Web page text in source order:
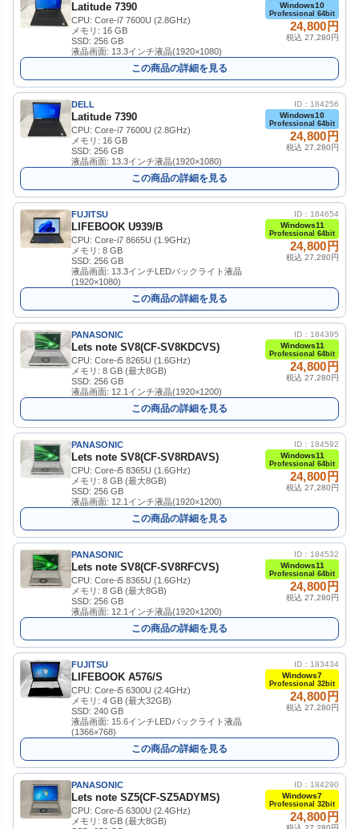
Latitude 7390
CPU: Core-i7 7600U (2.8GHz)
メモリ: 16 GB
SSD: 256 GB
液晶画面: 13.3インチ液晶(1920×1080)
Windows10
Professional 64bit
24,800円
税込 27,280円
この商品の詳細を見る
DELL
Latitude 7390
CPU: Core-i7 7600U (2.8GHz)
メモリ: 16 GB
SSD: 256 GB
液晶画面: 13.3インチ液晶(1920×1080)
ID：184256
Windows10
Professional 64bit
24,800円
税込 27,280円
この商品の詳細を見る
FUJITSU
LIFEBOOK U939/B
CPU: Core-i7 8665U (1.9GHz)
メモリ: 8 GB
SSD: 256 GB
液晶画面: 13.3インチLEDバックライト液晶
(1920×1080)
ID：184654
Windows11
Professional 64bit
24,800円
税込 27,280円
この商品の詳細を見る
PANASONIC
Lets note SV8(CF-SV8KDCVS)
CPU: Core-i5 8265U (1.6GHz)
メモリ: 8 GB (最大8GB)
SSD: 256 GB
液晶画面: 12.1インチ液晶(1920×1200)
ID：184395
Windows11
Professional 64bit
24,800円
税込 27,280円
この商品の詳細を見る
PANASONIC
Lets note SV8(CF-SV8RDAVS)
CPU: Core-i5 8365U (1.6GHz)
メモリ: 8 GB (最大8GB)
SSD: 256 GB
液晶画面: 12.1インチ液晶(1920×1200)
ID：184592
Windows11
Professional 64bit
24,800円
税込 27,280円
この商品の詳細を見る
PANASONIC
Lets note SV8(CF-SV8RFCVS)
CPU: Core-i5 8365U (1.6GHz)
メモリ: 8 GB (最大8GB)
SSD: 256 GB
液晶画面: 12.1インチ液晶(1920×1200)
ID：184532
Windows11
Professional 64bit
24,800円
税込 27,280円
この商品の詳細を見る
FUJITSU
LIFEBOOK A576/S
CPU: Core-i5 6300U (2.4GHz)
メモリ: 4 GB (最大32GB)
SSD: 240 GB
液晶画面: 15.6インチLEDバックライト液晶
(1366×768)
ID：183434
Windows7
Professional 32bit
24,800円
税込 27,280円
この商品の詳細を見る
PANASONIC
Lets note SZ5(CF-SZ5ADYMS)
CPU: Core-i5 6300U (2.4GHz)
メモリ: 8 GB (最大8GB)
ID：184290
Windows7
Professional 32bit
24,800円